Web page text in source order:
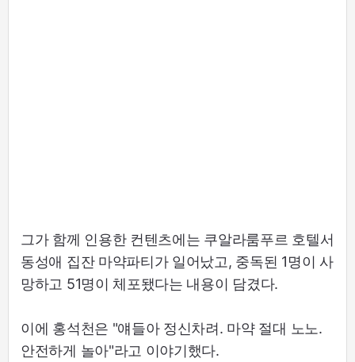
그가 함께 인용한 컨텐츠에는 쿠알라룸푸르 호텔서
동성애 집잔 마약파티가 일어났고, 중독된 1명이 사
망하고 51명이 체포됐다는 내용이 담겼다.
이에 홍석천은 "얘들아 정신차려. 마약 절대 노노.
안전하게 놀아"라고 이야기했다.